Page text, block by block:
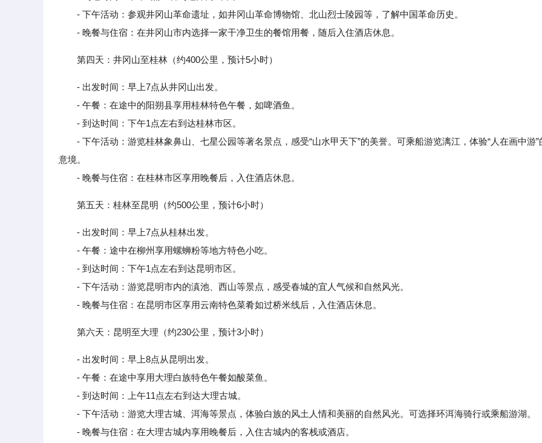
- 下午活动：参观井冈山革命遗址，如井冈山革命博物馆、北山烈士陵园等，了解中国革命历史。
- 晚餐与住宿：在井冈山市内选择一家干净卫生的餐馆用餐，随后入住酒店休息。
第四天：井冈山至桂林（约400公里，预计5小时）
- 出发时间：早上7点从井冈山出发。
- 午餐：在途中的阳朔县享用桂林特色午餐，如啤酒鱼。
- 到达时间：下午1点左右到达桂林市区。
- 下午活动：游览桂林象鼻山、七星公园等著名景点，感受“山水甲天下”的美誉。可乘船游览漓江，体验“人在画中游”
意境。
- 晚餐与住宿：在桂林市区享用晚餐后，入住酒店休息。
第五天：桂林至昆明（约500公里，预计6小时）
- 出发时间：早上7点从桂林出发。
- 午餐：途中在柳州享用螺蛳粉等地方特色小吃。
- 到达时间：下午1点左右到达昆明市区。
- 下午活动：游览昆明市内的滇池、西山等景点，感受春城的宜人气候和自然风光。
- 晚餐与住宿：在昆明市区享用云南特色菜肴如过桥米线后，入住酒店休息。
第六天：昆明至大理（约230公里，预计3小时）
- 出发时间：早上8点从昆明出发。
- 午餐：在途中享用大理白族特色午餐如酸菜鱼。
- 到达时间：上午11点左右到达大理古城。
- 下午活动：游览大理古城、洱海等景点，体验白族的风土人情和美丽的自然风光。可选择环洱海骑行或乘船游湖。
- 晚餐与住宿：在大理古城内享用晚餐后，入住古城内的客栈或酒店。